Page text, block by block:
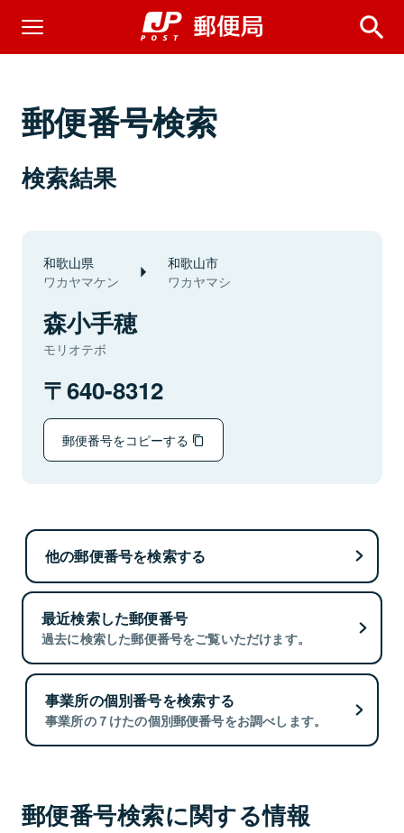
郵便番号検索
検索結果
和歌山県
ワカヤマケン
和歌山市
ワカヤマシ
森小手穂
モリオテボ
640-8312
郵便番号をコピーする
他の郵便番号を検索する
最近検索した郵便番号
過去に検索した郵便番号をご覧いただけます。
事業所の個別番号を検索する
事業所の７けたの個別郵便番号をお調べします。
郵便番号検索に関する情報